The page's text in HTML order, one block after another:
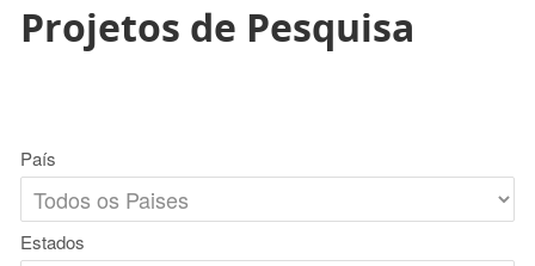
Projetos de Pesquisa
País
Estados